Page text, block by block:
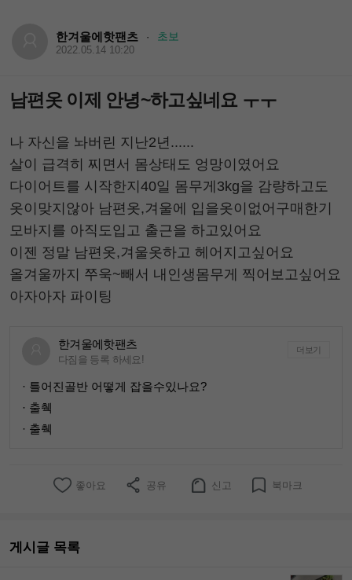
한겨울에핫팬츠 · 초보
2022.05.14 10:20
남편옷 이제 안녕~하고싶네요 ㅜㅜ
나 자신을 놔버린 지난2년......
살이 급격히 찌면서 몸상태도 엉망이였어요
다이어트를 시작한지40일 몸무게3kg을 감량하고도
옷이맞지않아 남편옷,겨울에 입을옷이없어구매한기
모바지를 아직도입고 출근을 하고있어요
이젠 정말 남편옷,겨울옷하고 헤어지고싶어요
올겨울까지 쭈욱~빼서 내인생몸무게 찍어보고싶어요
아자아자 파이팅
한겨울에핫팬츠
다짐을 등록 하세요!
더보기
· 틀어진골반 어떻게 잡을수있나요?
· 출췍
· 출췍
좋아요 공유 신고 북마크
게시글 목록